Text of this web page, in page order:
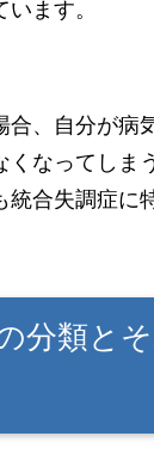
ます。
合、自分が病
くなってしま
統合失調症に
分類と